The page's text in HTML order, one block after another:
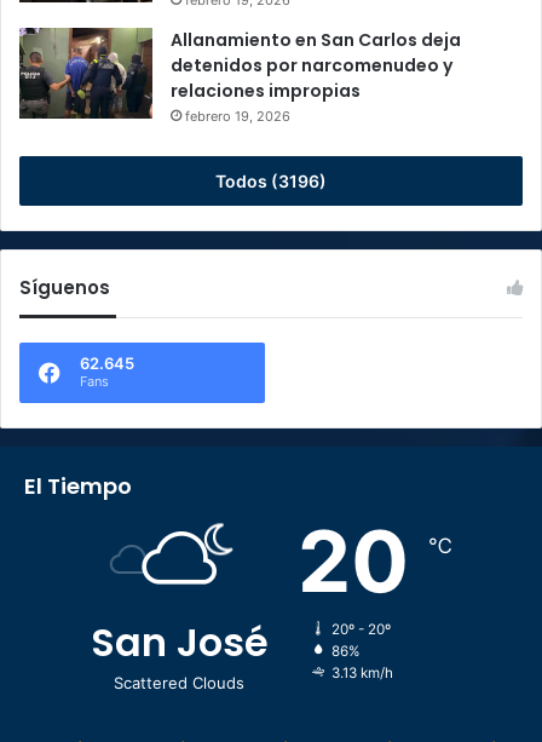
Allanamiento en San Carlos deja
detenidos por narcomenudeo y
relaciones impropias
febrero 19, 2026
Todos (3196)
Síguenos
62.645
Fans
El Tiempo
San José
Scattered Clouds
20 ℃
20º - 20º
86%
3.13 km/h